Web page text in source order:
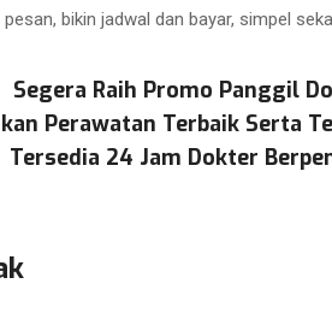
bikin jadwal dan bayar, simpel
Segera Raih Promo Panggil
Perawatan Terbaik Serta
Tersedia 24 Jam Dokter